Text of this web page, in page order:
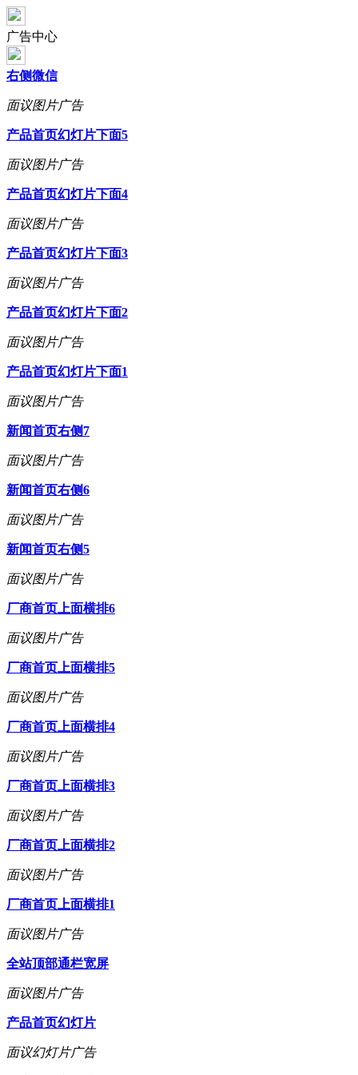
广告中心
右侧微信
面议图片广告
产品首页幻灯片下面5
面议图片广告
产品首页幻灯片下面4
面议图片广告
产品首页幻灯片下面3
面议图片广告
产品首页幻灯片下面2
面议图片广告
产品首页幻灯片下面1
面议图片广告
新闻首页右侧7
面议图片广告
新闻首页右侧6
面议图片广告
新闻首页右侧5
面议图片广告
厂商首页上面横排6
面议图片广告
厂商首页上面横排5
面议图片广告
厂商首页上面横排4
面议图片广告
厂商首页上面横排3
面议图片广告
厂商首页上面横排2
面议图片广告
厂商首页上面横排1
面议图片广告
全站顶部通栏宽屏
面议图片广告
产品首页幻灯片
面议幻灯片广告